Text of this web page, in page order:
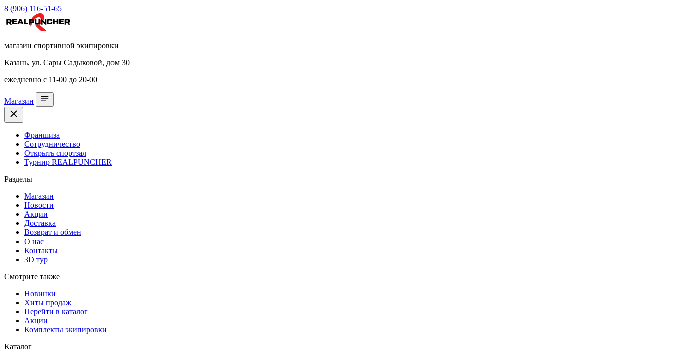
8 (906) 116-51-65
магазин спортивной экипировки
Казань, ул. Сары Садыковой, дом 30
ежедневно с 11-00 до 20-00
Магазин
Франшиза
Сотрудничество
Открыть спортзал
Турнир REALPUNCHER
Разделы
Магазин
Новости
Акции
Доставка
Возврат и обмен
О нас
Контакты
3D тур
Смотрите также
Новинки
Хиты продаж
Перейти в каталог
Акции
Комплекты экипировки
Каталог